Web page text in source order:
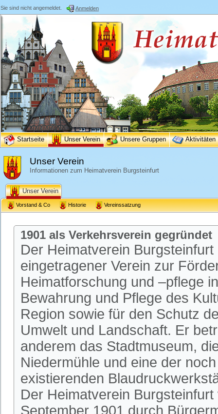
Sie sind nicht angemeldet. Anmelden
Startseite Unser Verein Unsere Gruppen Aktivitäten
Unser Verein
Informationen zum Heimatverein Burgsteinfurt
Unser Verein
Vorstand & Co Historie Vereinssatzung
1901 als Verkehrsverein gegründet
Der Heimatverein Burgsteinfurt
eingetragener Verein zur
Heimatforschung und –pflege
Bewahrung und Pflege des
Region sowie für den Schutz
Umwelt und Landschaft. Er
anderem das Stadtmuseum,
Niedermühle und eine der
existierenden
Der Heimatverein
September 1901 durch